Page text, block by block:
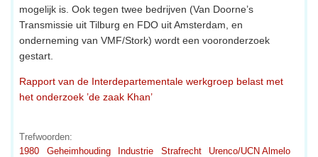
mogelijk is. Ook tegen twee bedrijven (Van Doorne’s
Transmissie uit Tilburg en FDO uit Amsterdam, en
onderneming van VMF/Stork) wordt een vooronderzoek
gestart.
Rapport van de Interdepartementale werkgroep belast met
het onderzoek ’de zaak Khan’
Trefwoorden:
1980
Geheimhouding Industrie Strafrecht Urenco/UCN Almelo